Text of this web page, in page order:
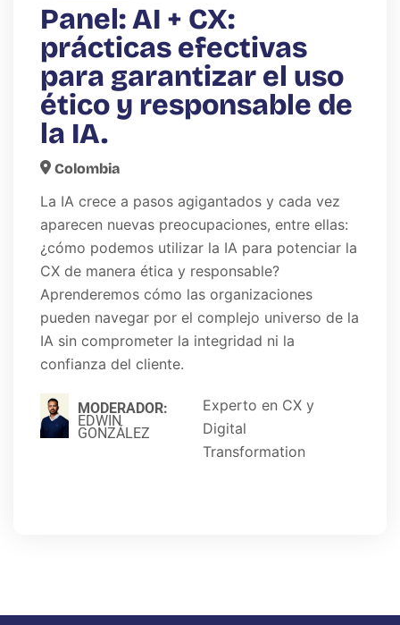
Panel: AI + CX:
prácticas efectivas
para garantizar el uso
ético y responsable de
la IA.
Colombia
La IA crece a pasos agigantados y cada vez
aparecen nuevas preocupaciones, entre ellas:
¿cómo podemos utilizar la IA para potenciar la
CX de manera ética y responsable?
Aprenderemos cómo las organizaciones
pueden navegar por el complejo universo de la
IA sin comprometer la integridad ni la
confianza del cliente.
MODERADOR:
EDWIN
GONZÁLEZ
Experto en CX y
Digital
Transformation